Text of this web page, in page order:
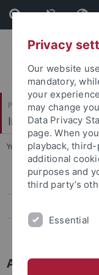
Skip
to
content
Skip
to
footer
Philosophische Fakultät
Institut für die
You are here:
Ägyptologie
Vorderasiatische
Abteilung für
Privacy
Our website
mandatory,
your
may change
Data Privacy
page. When
playback,
additional
purposes and
third party’s
Essential